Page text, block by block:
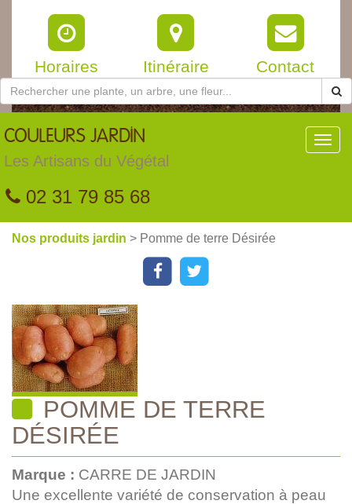
Horaires Itinéraire Contact
COULEURS JARDIN
Les Artisans du Végétal
02 31 79 85 68
Nos produits jardin > Pomme de terre Désirée
POMME DE TERRE
DÉSIRÉE
Marque : CARRE DE JARDIN
Une excellente variété de conservation à peau